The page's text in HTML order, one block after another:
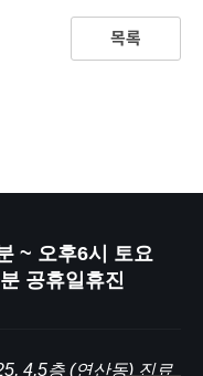
목록
~ 오후6시 토요
공휴일휴진
4,5층 (연산동) 진료